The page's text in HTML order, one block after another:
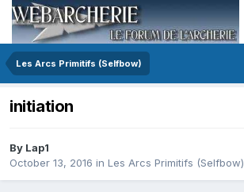
Les Arcs Primitifs (Selfbow)
initiation
By Lap1
October 13, 2016 in Les Arcs Primitifs (Selfbow)